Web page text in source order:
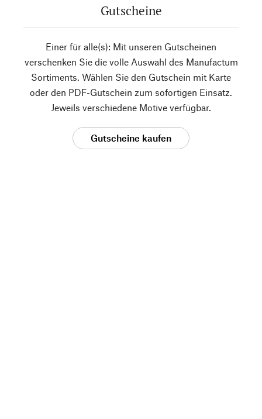
Gutscheine
Einer für alle(s): Mit unseren Gutscheinen
verschenken Sie die volle Auswahl des Manufactum
Sortiments. Wählen Sie den Gutschein mit Karte
oder den PDF-Gutschein zum sofortigen Einsatz.
Jeweils verschiedene Motive verfügbar.
Gutscheine kaufen